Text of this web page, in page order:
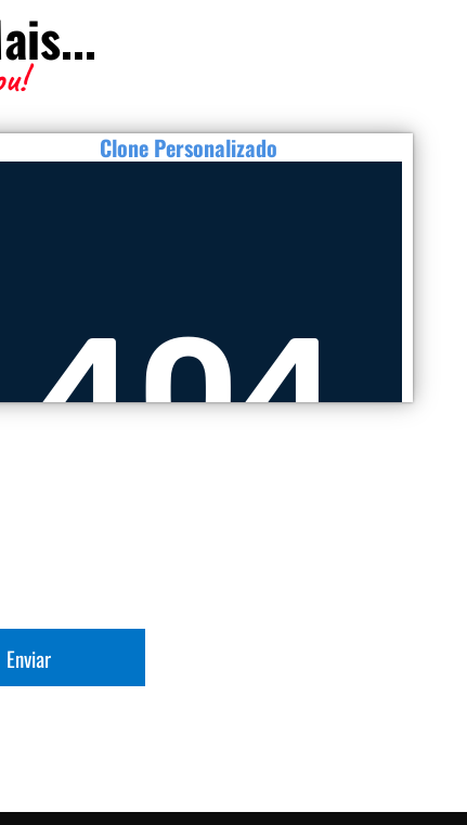
Clone Personalizado
Enviar